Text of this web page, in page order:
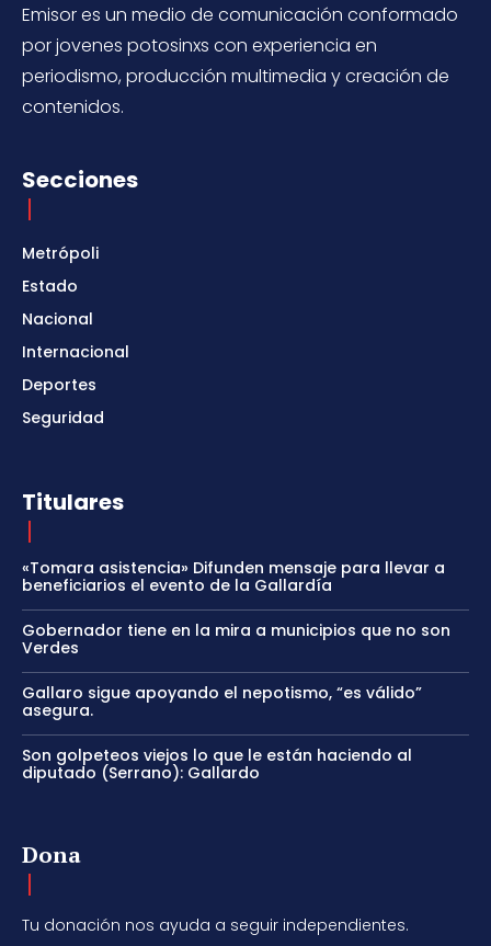
Emisor es un medio de comunicación conformado
por jovenes potosinxs con experiencia en
periodismo, producción multimedia y creación de
contenidos.
Secciones
Metrópoli
Estado
Nacional
Internacional
Deportes
Seguridad
Titulares
«Tomara asistencia» Difunden mensaje para llevar a
beneficiarios el evento de la Gallardía
Gobernador tiene en la mira a municipios que no son
Verdes
Gallaro sigue apoyando el nepotismo, “es válido”
asegura.
Son golpeteos viejos lo que le están haciendo al
diputado (Serrano): Gallardo
Dona
Tu donación nos ayuda a seguir independientes.